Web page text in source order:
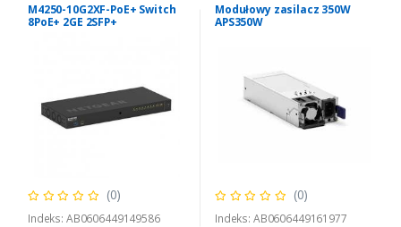
M4250-10G2XF-PoE+ Switch
8PoE+ 2GE 2SFP+
(0)
Indeks: AB0606449149586
Modułowy zasilacz 350W
APS350W
(0)
Indeks: AB0606449161977